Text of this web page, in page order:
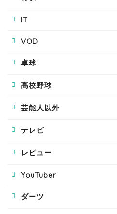
IT
VOD
卓球
高校野球
芸能人以外
テレビ
レビュー
YouTuber
ダーツ